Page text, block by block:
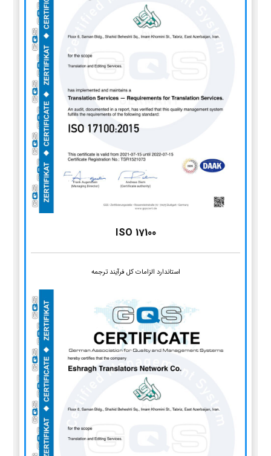
ISO 17100
استاندارد الزامات کل فرآیند ترجمه